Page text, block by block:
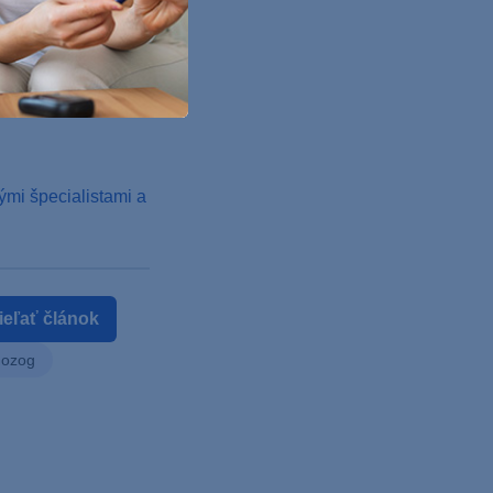
situácie.
stresovej
špecialistami a
článok